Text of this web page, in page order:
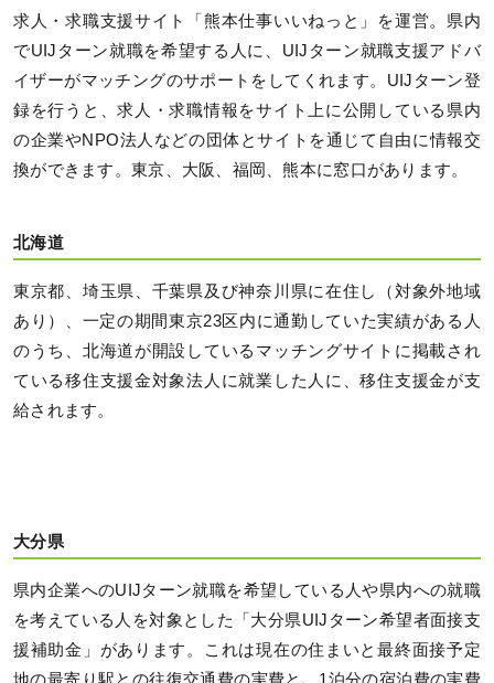
求人・求職支援サイト「熊本仕事いいねっと」を運営。県内
でUIJターン就職を希望する人に、UIJターン就職支援アドバ
イザーがマッチングのサポートをしてくれます。UIJターン登
録を行うと、求人・求職情報をサイト上に公開している県内
の企業やNPO法人などの団体とサイトを通じて自由に情報交
換ができます。東京、大阪、福岡、熊本に窓口があります。
北海道
東京都、埼玉県、千葉県及び神奈川県に在住し（対象外地域
あり）、一定の期間東京23区内に通勤していた実績がある人
のうち、北海道が開設しているマッチングサイトに掲載され
ている移住支援金対象法人に就業した人に、移住支援金が支
給されます。
大分県
県内企業へのUIJターン就職を希望している人や県内への就職
を考えている人を対象とした「大分県UIJターン希望者面接支
援補助金」があります。これは現在の住まいと最終面接予定
地の最寄り駅との往復交通費の実費と、1泊分の宿泊費の実費